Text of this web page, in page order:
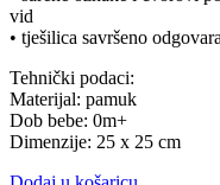
vid
• tješilica savršeno
Tehnički podaci:
Materijal: pamuk
Dob bebe: 0m+
Dimenzije: 25 x 25 cm